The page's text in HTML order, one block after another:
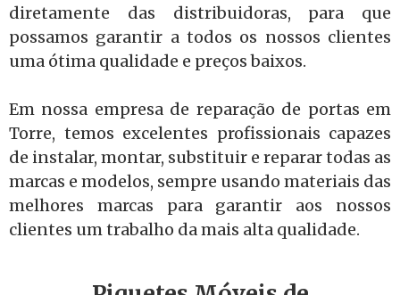
diretamente das distribuidoras, para que
possamos garantir a todos os nossos clientes
uma ótima qualidade e preços baixos.
Em nossa empresa de reparação de portas em
Torre, temos excelentes profissionais capazes
de instalar, montar, substituir e reparar todas as
marcas e modelos, sempre usando materiais das
melhores marcas para garantir aos nossos
clientes um trabalho da mais alta qualidade.